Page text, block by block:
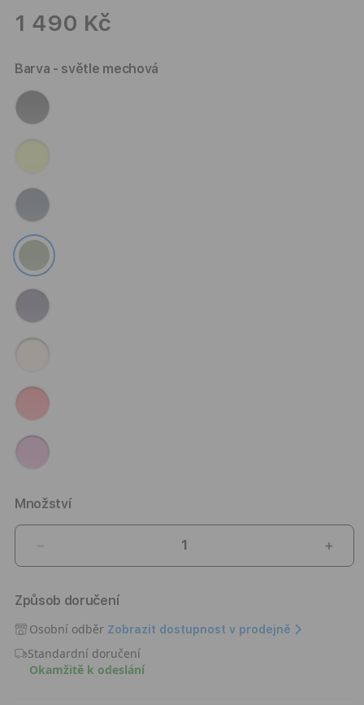
1 490 Kč
Barva - světle mechová
Množství
množství
Silikonový
kryt
na
iPhone
17
Způsob doručení
Osobní odběr Zobrazit dostupnost v prodejně
Standardní doručení
Okamžitě k odeslání